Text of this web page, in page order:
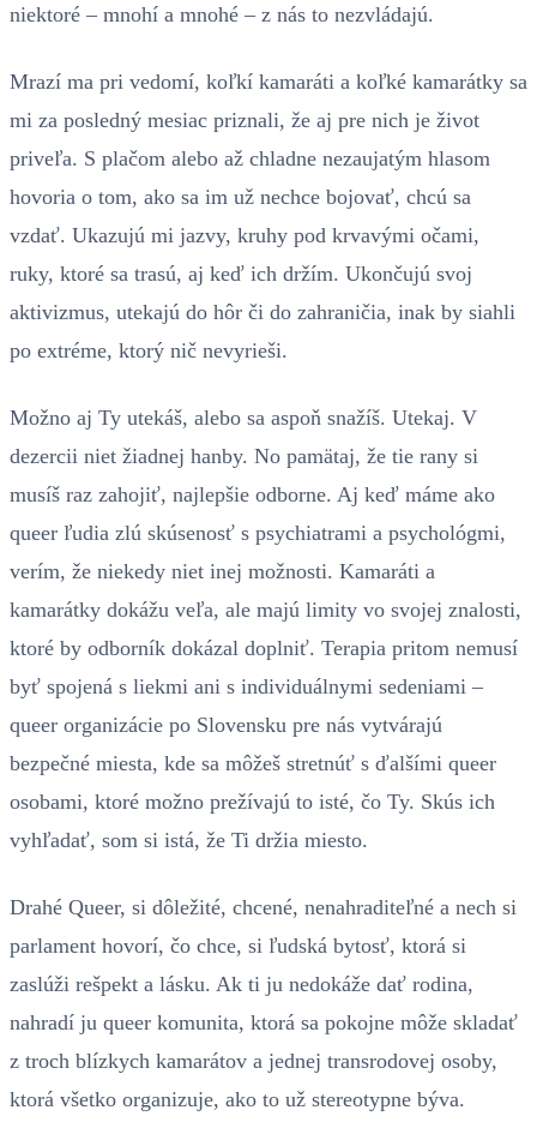
niektoré – mnohí a mnohé – z nás to nezvládajú.
Mrazí ma pri vedomí, koľkí kamaráti a koľké kamarátky sa
mi za posledný mesiac priznali, že aj pre nich je život
priveľa. S plačom alebo až chladne nezaujatým hlasom
hovoria o tom, ako sa im už nechce bojovať, chcú sa
vzdať. Ukazujú mi jazvy, kruhy pod krvavými očami,
ruky, ktoré sa trasú, aj keď ich držím. Ukončujú svoj
aktivizmus, utekajú do hôr či do zahraničia, inak by siahli
po extréme, ktorý nič nevyrieši.
Možno aj Ty utekáš, alebo sa aspoň snažíš. Utekaj. V
dezercii niet žiadnej hanby. No pamätaj, že tie rany si
musíš raz zahojiť, najlepšie odborne. Aj keď máme ako
queer ľudia zlú skúsenosť s psychiatrami a psychológmi,
verím, že niekedy niet inej možnosti. Kamaráti a
kamarátky dokážu veľa, ale majú limity vo svojej znalosti,
ktoré by odborník dokázal doplniť. Terapia pritom nemusí
byť spojená s liekmi ani s individuálnymi sedeniami –
queer organizácie po Slovensku pre nás vytvárajú
bezpečné miesta, kde sa môžeš stretnúť s ďalšími queer
osobami, ktoré možno prežívajú to isté, čo Ty. Skús ich
vyhľadať, som si istá, že Ti držia miesto.
Drahé Queer, si dôležité, chcené, nenahraditeľné a nech si
parlament hovorí, čo chce, si ľudská bytosť, ktorá si
zaslúži rešpekt a lásku. Ak ti ju nedokáže dať rodina,
nahradí ju queer komunita, ktorá sa pokojne môže skladať
z troch blízkych kamarátov a jednej transrodovej osoby,
ktorá všetko organizuje, ako to už stereotypne býva.